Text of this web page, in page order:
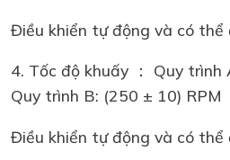
Điều khiển tự động và có thể
4. Tốc độ khuấy ： Quy trình
Quy trình B: (250 ± 10) RPM
Điều khiển tự động và có thể